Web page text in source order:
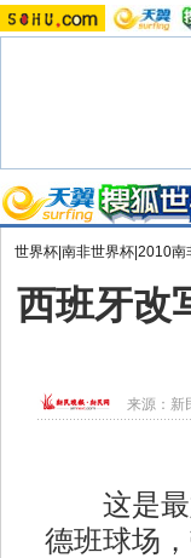
世界杯|南非世界杯|2010南
西班牙改
来源： 新
这是最
德班球场